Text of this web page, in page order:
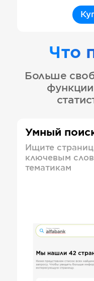
Что
Больше
Умный
Ищите
ключевым
тематикам